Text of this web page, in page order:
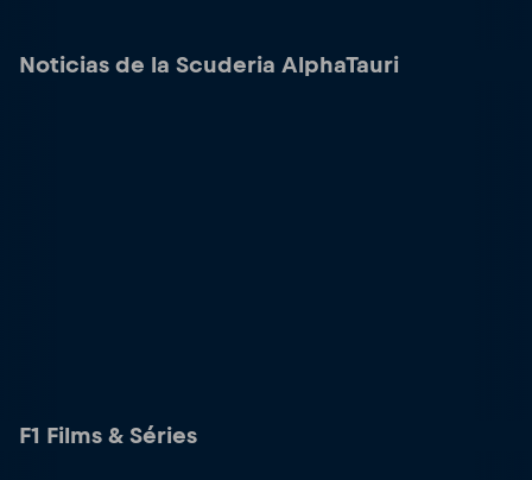
Noticias de la Scuderia AlphaTauri
F1 Films & Séries